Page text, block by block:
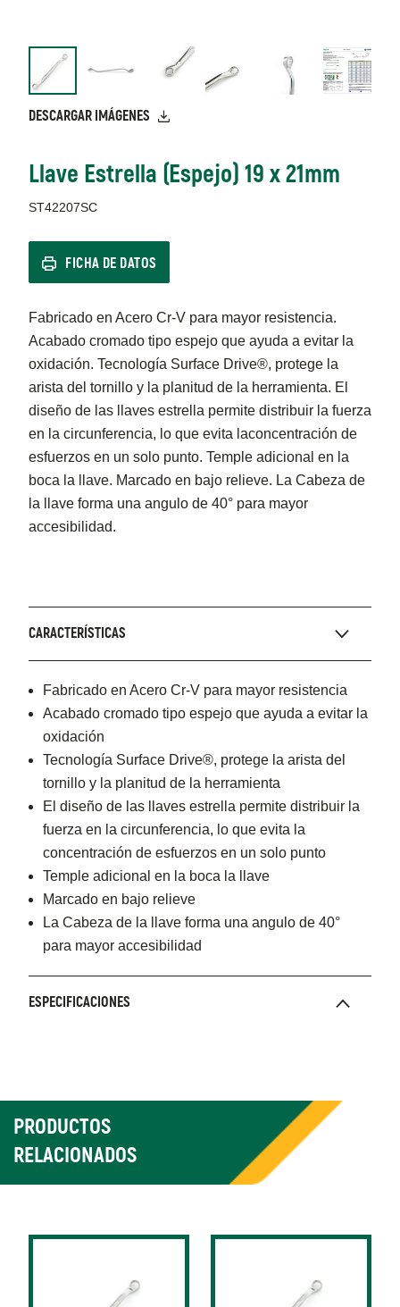
DESCARGAR IMÁGENES
Llave Estrella (Espejo) 19 x 21mm
ST42207SC
FICHA DE DATOS
Fabricado en Acero Cr-V para mayor resistencia.
Acabado cromado tipo espejo que ayuda a evitar la
oxidación. Tecnología Surface Drive®, protege la
arista del tornillo y la planitud de la herramienta. El
diseño de las llaves estrella permite distribuir la fuerza
en la circunferencia, lo que evita laconcentración de
esfuerzos en un solo punto. Temple adicional en la
boca la llave. Marcado en bajo relieve. La Cabeza de
la llave forma una angulo de 40° para mayor
accesibilidad.
CARACTERÍSTICAS
Fabricado en Acero Cr-V para mayor resistencia
Acabado cromado tipo espejo que ayuda a evitar la
oxidación
Tecnología Surface Drive®, protege la arista del
tornillo y la planitud de la herramienta
El diseño de las llaves estrella permite distribuir la
fuerza en la circunferencia, lo que evita la
concentración de esfuerzos en un solo punto
Temple adicional en la boca la llave
Marcado en bajo relieve
La Cabeza de la llave forma una angulo de 40°
para mayor accesibilidad
ESPECIFICACIONES
PRODUCTOS
RELACIONADOS